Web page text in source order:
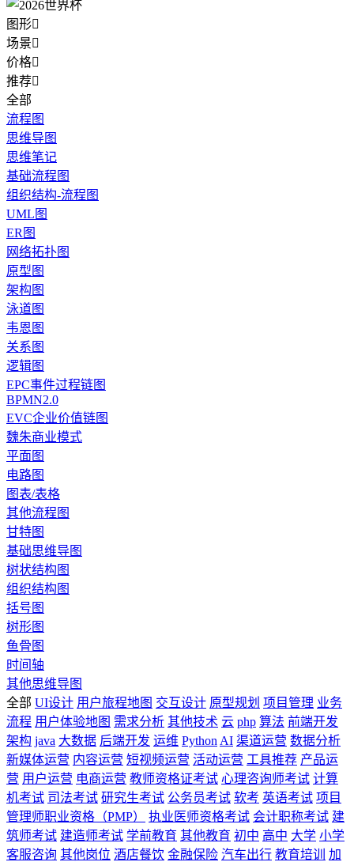
图形
场景
价格
推荐
全部
流程图
思维导图
思维笔记
基础流程图
组织结构-流程图
UML图
ER图
网络拓扑图
原型图
架构图
泳道图
韦恩图
关系图
逻辑图
EPC事件过程链图
BPMN2.0
EVC企业价值链图
魏朱商业模式
平面图
电路图
图表/表格
其他流程图
甘特图
基础思维导图
树状结构图
组织结构图
括号图
树形图
鱼骨图
时间轴
其他思维导图
全部 UI设计 用户旅程地图 交互设计 原型规划 项目管理 业务
流程 用户体验地图 需求分析 其他技术 云 php 算法 前端开发
架构 java 大数据 后端开发 运维 Python AI 渠道运营 数据分析
新媒体运营 内容运营 短视频运营 活动运营 工具推荐 产品运
营 用户运营 电商运营 教师资格证考试 心理咨询师考试 计算
机考试 司法考试 研究生考试 公务员考试 软考 英语考试 项目
管理师职业资格（PMP）
执业医师资格考试 会计职称考试 建
筑师考试 建造师考试 学前教育 其他教育 初中 高中 大学 小学
客服咨询 其他岗位 酒店餐饮 金融保险 汽车出行 教育培训
加